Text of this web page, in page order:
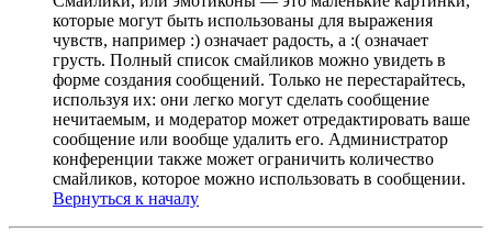
которые могут быть использованы для выражения
чувств, например :) означает радость, а :( означает
грусть. Полный список смайликов можно увидеть в
форме создания сообщений. Только не перестарайтесь,
используя их: они легко могут сделать сообщение
нечитаемым, и модератор может отредактировать ваше
сообщение или вообще удалить его. Администратор
конференции также может ограничить количество
смайликов, которое можно использовать в сообщении.
Вернуться к началу